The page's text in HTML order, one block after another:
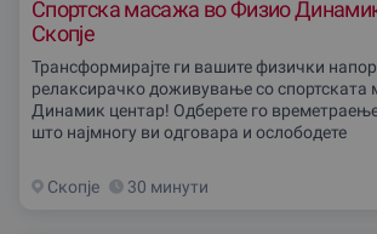
Спортска масажа во Физио
Скопjе
Трансформирајте ги вашите физички
релаксирачко доживување со
Динамик центар! Одберете го
што најмногу ви одговара и ослободете
Скопjе 30 минути